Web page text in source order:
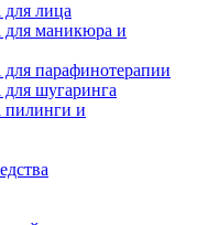
лица
для маникюра и
парафинотерапии
шугаринга
пилинги и